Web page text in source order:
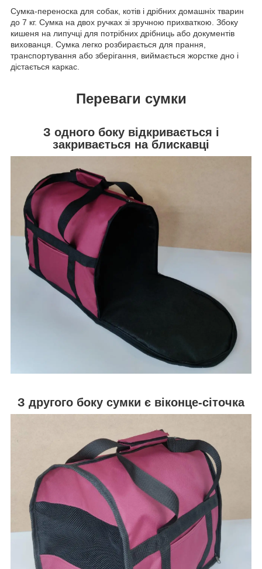
Сумка-переноска для собак, котів і дрібних домашніх тварин
до 7 кг. Сумка на двох ручках зі зручною прихваткою. Збоку
кишеня на липучці для потрібних дрібниць або документів
вихованця. Сумка легко розбирається для прання,
транспортування або зберігання, виймається жорстке дно і
дістається каркас.
Переваги сумки
З одного боку відкривається і
закривається на блискавці
З другого боку сумки є віконце-сіточка